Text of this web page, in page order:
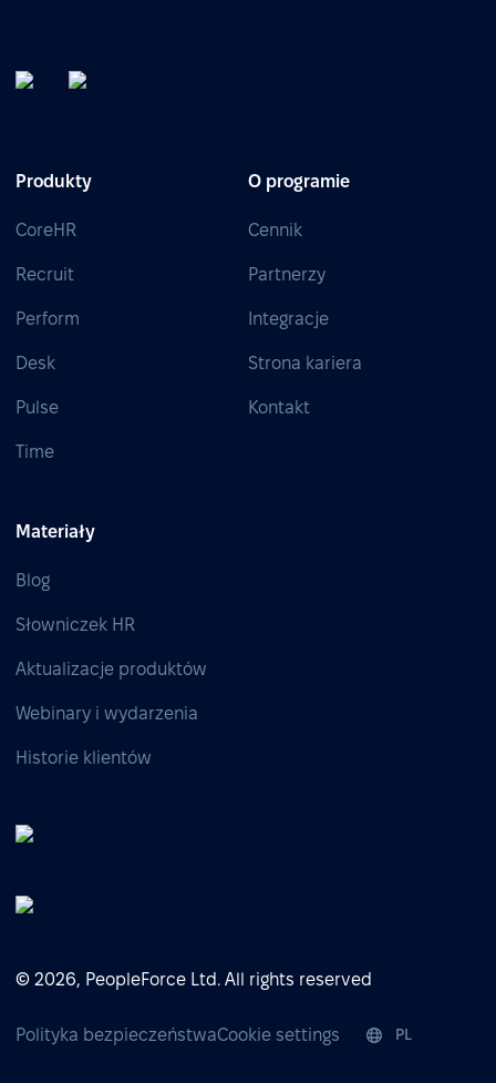
Produkty
CoreHR
Recruit
Perform
Desk
Pulse
Time
O programie
Cennik
Partnerzy
Integracje
Strona kariera
Kontakt
Materiały
Blog
Słowniczek HR
Aktualizacje produktów
Webinary i wydarzenia
Historie klientów
© 2026, PeopleForce Ltd. All rights reserved
Polityka bezpieczeństwaCookie settings PL